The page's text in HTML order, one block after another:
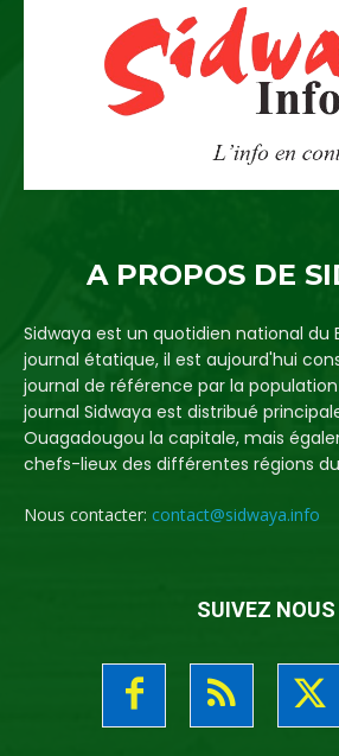
A PROPOS DE
Sidwaya est un quotidien national du
journal étatique, il est aujourd'hui
journal de référence par la population
journal Sidwaya est distribué
Ouagadougou la capitale, mais
chefs-lieux des différentes régions du
Nous contacter: contact@sidwaya.info
SUIVEZ NOUS